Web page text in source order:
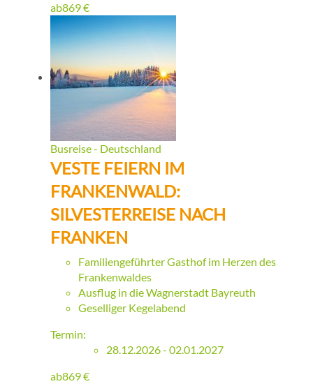
ab869€
Busreise - Deutschland
VESTE FEIERN IM
FRANKENWALD:
SILVESTERREISE NACH
FRANKEN
Familiengeführter Gasthof im Herzen des
Frankenwaldes
Ausflug in die Wagnerstadt Bayreuth
Geselliger Kegelabend
Termin:
28.12.2026 - 02.01.2027
ab869€